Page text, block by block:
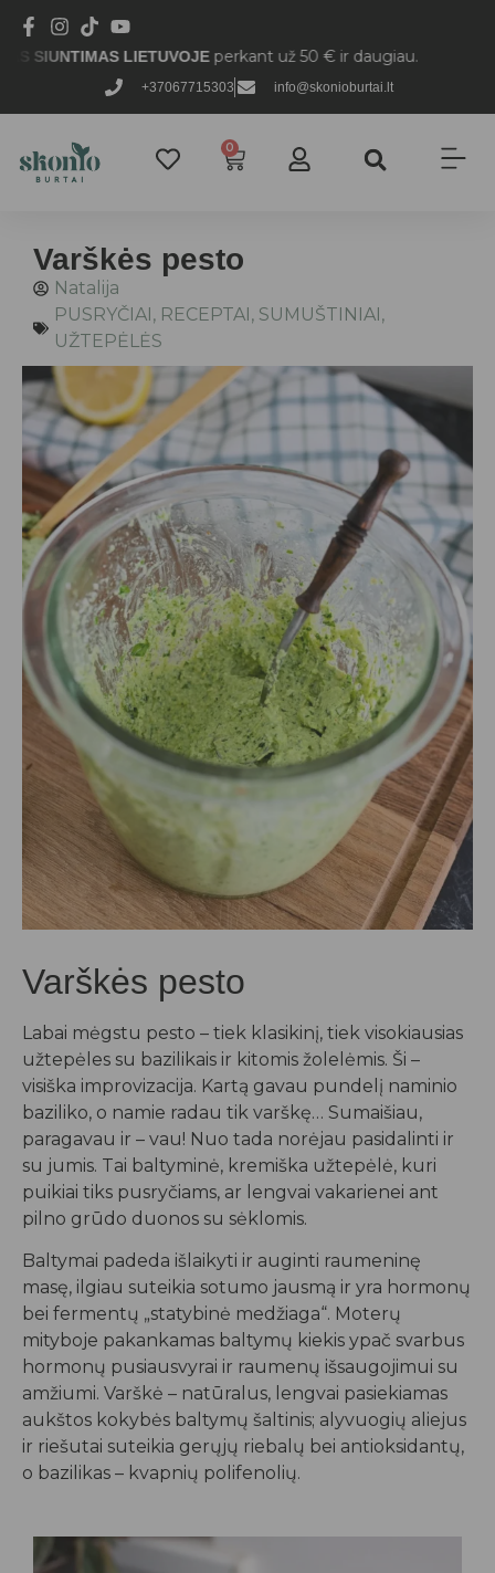
+37067715303 info@skonioburtai.lt
LIETUVOJEperkant už 50 € ir daugiau.
0
Varškės pesto
Natalija
PUSRYČIAI, RECEPTAI, SUMUŠTINIAI,
UŽTEPĖLĖS
Varškės pesto
Labai mėgstu pesto – tiek klasikinį, tiek visokiausias
užtepėles su bazilikais ir kitomis žolelėmis. Ši –
visiška improvizacija. Kartą gavau pundelį naminio
baziliko, o namie radau tik varškę… Sumaišiau,
paragavau ir – vau! Nuo tada norėjau pasidalinti ir
su jumis. Tai baltyminė, kremiška užtepėlė, kuri
puikiai tiks pusryčiams, ar lengvai vakarienei ant
pilno grūdo duonos su sėklomis.
Baltymai padeda išlaikyti ir auginti raumeninę
masę, ilgiau suteikia sotumo jausmą ir yra hormonų
bei fermentų „statybinė medžiaga“. Moterų
mityboje pakankamas baltymų kiekis ypač svarbus
hormonų pusiausvyrai ir raumenų išsaugojimui su
amžiumi. Varškė – natūralus, lengvai pasiekiamas
aukštos kokybės baltymų šaltinis; alyvuogių aliejus
ir riešutai suteikia gerųjų riebalų bei antioksidantų,
o bazilikas – kvapnių polifenolių.